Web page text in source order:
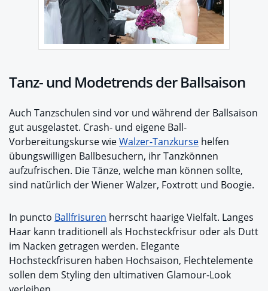
Tanz- und Modetrends der Ballsaison
Auch Tanzschulen sind vor und während der Ballsaison
gut ausgelastet. Crash- und eigene Ball-
Vorbereitungskurse wieWalzer-Tanzkurse helfen
übungswilligen Ballbesuchern, ihr Tanzkönnen
aufzufrischen. Die Tänze, welche man können sollte,
sind natürlich der Wiener Walzer, Foxtrott und Boogie.
In puncto Ballfrisuren herrscht haarige Vielfalt. Langes
Haar kann traditionell als Hochsteckfrisur oder als Dutt
im Nacken getragen werden. Elegante
Hochsteckfrisuren haben Hochsaison, Flechtelemente
sollen dem Styling den ultimativen Glamour-Look